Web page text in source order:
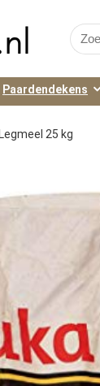
Search
for:
Paardendekens
25 kg